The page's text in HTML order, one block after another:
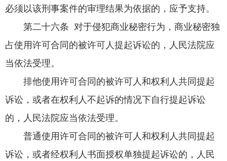
必须以该刑事案件的审理结果为依据的，应予支持。
第二十六条 对于侵犯商业秘密行为，商业秘密独
占使用许可合同的被许可人提起诉讼的，人民法院应
当依法受理。
排他使用许可合同的被许可人和权利人共同提起
诉讼，或者在权利人不起诉的情况下自行提起诉讼
的，人民法院应当依法受理。
普通使用许可合同的被许可人和权利人共同提起
诉讼，或者经权利人书面授权单独提起诉讼的，人民